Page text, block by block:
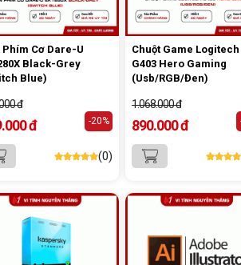
Phím Cơ Dare-U
Black-Grey
Blue)
đ
đ -20%
(0)
Chuột Game Logitech
G403 Hero Gaming
(Usb/RGB/Đen)
1.068.000 đ
890.000 đ